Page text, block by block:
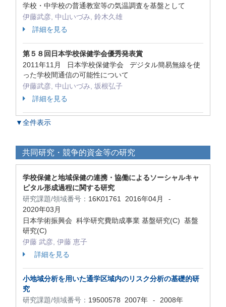
学校・中学校の普通教室等の気温調査を基盤として
伊藤武彦, 中山いづみ, 鈴木久雄
詳細を見る
第５８回日本学校保健学会優秀発表賞
2011年11月 日本学校保健学会 デジタル簡易無線を使
った学校間通信の可能性について
伊藤武彦, 中山いづみ, 坂根弘子
詳細を見る
▼全件表示
共同研究・競争的資金等の研究
学校保健と地域保健の連携・協働によるソーシャルキャ
ピタル形成過程に関する研究
研究課題/領域番号： 16K01761 2016年04月 -
2020年03月
日本学術振興会 科学研究費助成事業 基盤研究(C) 基盤
研究(C)
伊藤 武彦, 伊藤 恵子
詳細を見る
小地域分析を用いた通学区域内のリスク分析の基礎的研
究
研究課題/領域番号： 19500578 2007年 -
2008年